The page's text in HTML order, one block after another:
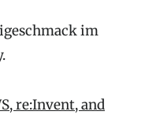
im
re:Invent, and